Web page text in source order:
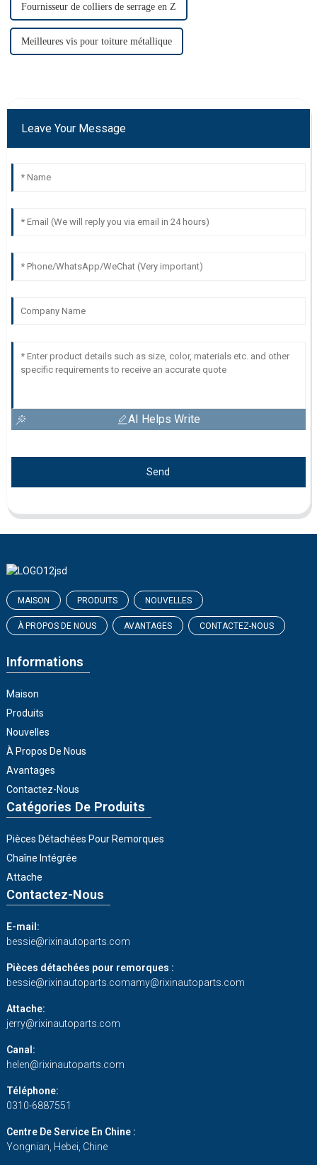
Fournisseur de colliers de serrage en Z
Meilleures vis pour toiture métallique
Leave Your Message
AI Helps Write
Send
MAISON PRODUITS NOUVELLES
À PROPOS DE NOUS AVANTAGES CONTACTEZ-NOUS
Informations
Maison
Produits
Nouvelles
À Propos De Nous
Avantages
Contactez-Nous
Catégories De Produits
Pièces Détachées Pour Remorques
Chaîne Intégrée
Attache
Contactez-Nous
E-mail:
bessie@rixinautoparts.com
Pièces détachées pour remorques :
bessie@rixinautoparts.comamy@rixinautoparts.com
Attache:
jerry@rixinautoparts.com
Canal:
helen@rixinautoparts.com
Téléphone:
0310-6887551
Centre De Service En Chine :
Yongnian, Hebei, Chine